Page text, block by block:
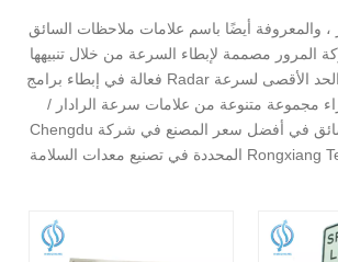
، والمعروفة أيضًا باسم علامات ملاحظات السائق
المرور مصممة لإبطاء السرعة من خلال تنبيهها
من سرعتها. علامات الحد الأقصى لسرعة Radar فعالة في إبطاء برامج
مجموعة متنوعة من علامات سرعة الرادار /
علامات ملاحظات السائق في أفضل سعر المصنع في شركة Chengdu
Rongxiang Technology Co. ، Ltd المحددة في تصنيع معدات السلامة